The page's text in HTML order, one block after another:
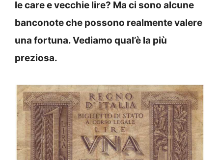
le care e vecchie lire? Ma ci sono alcune
banconote che possono realmente valere
una fortuna. Vediamo qual’è la più
preziosa.